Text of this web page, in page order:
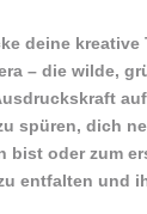
deine kreative
– die wilde,
spüren, dich
bist oder zum
entfalten und